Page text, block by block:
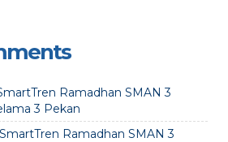
Ramadhan SMAN 3
3 Pekan
SmartTren Ramadhan SMAN 3